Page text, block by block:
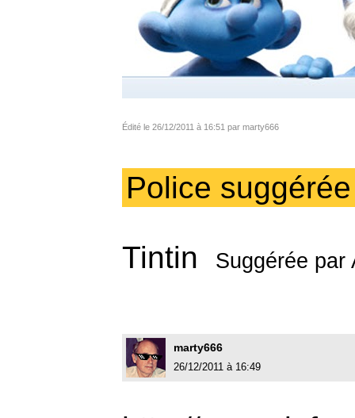
Édité le 26/12/2011 à 16:51 par marty666
Police suggérée
Tintin Suggérée par
marty666
26/12/2011 à 16:49